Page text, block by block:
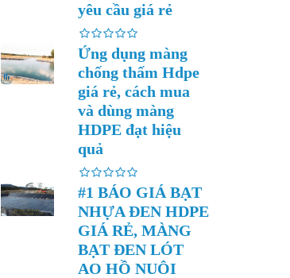
yêu cầu giá rẻ
Ứng dụng màng
chống thấm Hdpe
giá rẻ, cách mua
và dùng màng
HDPE đạt hiệu
quả
#1 BÁO GIÁ BẠT
NHỰA ĐEN HDPE
GIÁ RẺ, MÀNG
BẠT ĐEN LÓT
AO HỒ NUÔI